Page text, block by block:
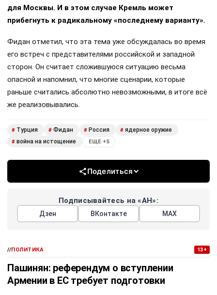
для Москвы. И в этом случае Кремль может
прибегнуть к радикальному «последнему варианту».
Фидан отметил, что эта тема уже обсуждалась во время
его встреч с представителями российской и западной
сторон. Он считает сложившуюся ситуацию весьма
опасной и напомнил, что многие сценарии, которые
раньше считались абсолютно невозможными, в итоге всё
же реализовывались.
# Турция # Фидан # Россия # ядерное оружие
# война на истощение ЕЩЕ +5
Поделиться
Подписывайтесь на «АН»:
Дзен ВКонтакте МАХ
//ПОЛИТИКА 13+
Пашинян: референдум о вступлении
Армении в ЕС требует подготовки